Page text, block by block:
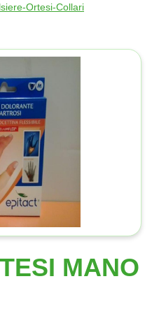
Ortesi-Collari
MANO